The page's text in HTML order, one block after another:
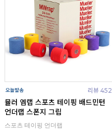
리뷰 452
뮬러 엠랩 스포츠 테이핑 배드민턴
언더랩 스폰지 그립
스포츠 테이핑 언더랩